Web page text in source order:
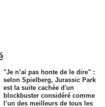
"Je n’ai pas honte de le dire" :
selon Spielberg, Jurassic Park
est la suite cachée d'un
blockbuster considéré comme
l’un des meilleurs de tous les